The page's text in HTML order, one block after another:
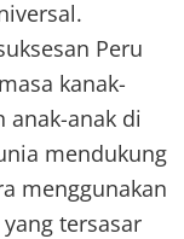
Peru
kanak-
anak-anak di
mendukung
menggunakan
tersasar